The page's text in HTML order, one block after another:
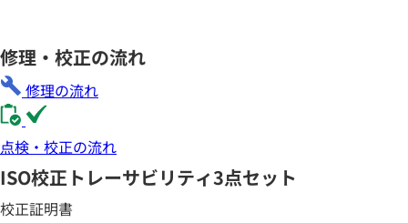
修理・校正の流れ
修理の流れ
点検・校正の流れ
ISO校正 トレーサビリティ3点セット
校正証明書